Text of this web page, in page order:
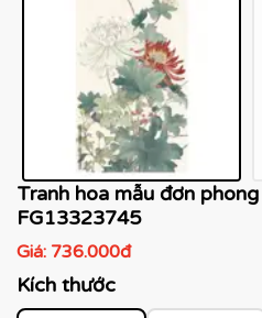
Tranh hoa mẫu đơn
FG13323745
Giá: 736.000đ
Kích thước